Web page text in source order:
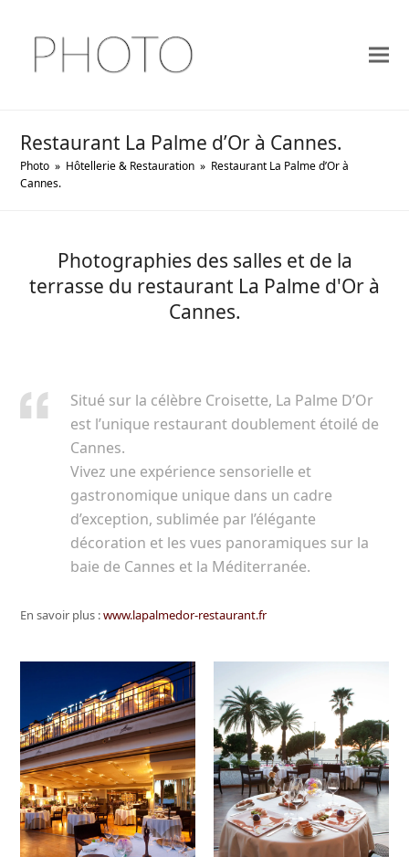
Restaurant La Palme d’Or à Cannes.
Photo » Hôtellerie & Restauration » Restaurant La Palme d’Or à
Cannes.
Photographies des salles et de la
terrasse du restaurant La Palme d'Or à
Cannes.
Situé sur la célèbre Croisette, La Palme D’Or
est l’unique restaurant doublement étoilé de
Cannes.
Vivez une expérience sensorielle et
gastronomique unique dans un cadre
d’exception, sublimée par l’élégante
décoration et les vues panoramiques sur la
baie de Cannes et la Méditerranée.
En savoir plus :www.lapalmedor-restaurant.fr